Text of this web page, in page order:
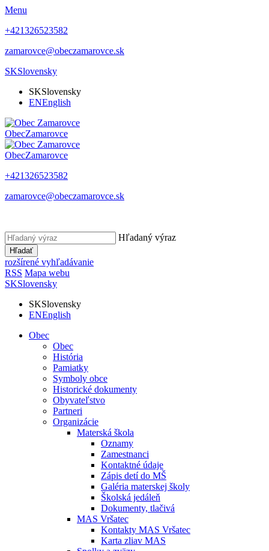
Menu
+421326523582
zamarovce@obeczamarovce.sk
SKSlovensky
SKSlovensky
ENEnglish
ObecZamarovce
ObecZamarovce
+421326523582
zamarovce@obeczamarovce.sk
Hľadaný výraz
Hľadať
rozšírené vyhľadávanie
RSS Mapa webu
SKSlovensky
SKSlovensky
ENEnglish
Obec
Obec
História
Pamiatky
Symboly obce
Historické dokumenty
Obyvateľstvo
Partneri
Organizácie
Materská škola
Oznamy
Zamestnanci
Kontaktné údaje
Zápis detí do MŠ
Galéria materskej školy
Školská jedáleň
Dokumenty, tlačivá
MAS Vršatec
Kontakty MAS Vršatec
Karta zliav MAS